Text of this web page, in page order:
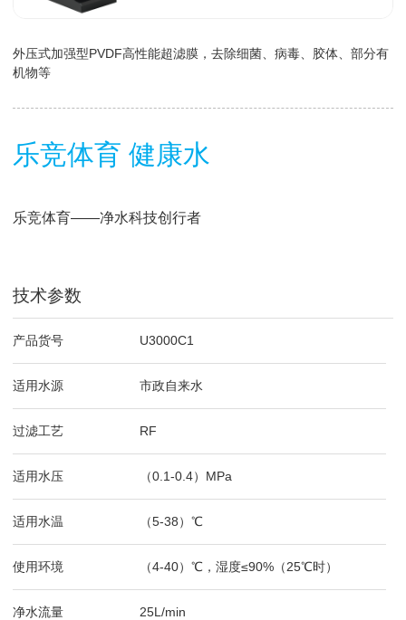
外压式加强型PVDF高性能超滤膜，去除细菌、病毒、胶体、部分有
机物等
乐竞体育 健康水
乐竞体育——净水科技创行者
技术参数
产品货号 U3000C1
适用水源 市政自来水
过滤工艺 RF
适用水压 （0.1-0.4）MPa
适用水温 （5-38）℃
使用环境 （4-40）℃，湿度≤90%（25℃时）
净水流量 25L/min